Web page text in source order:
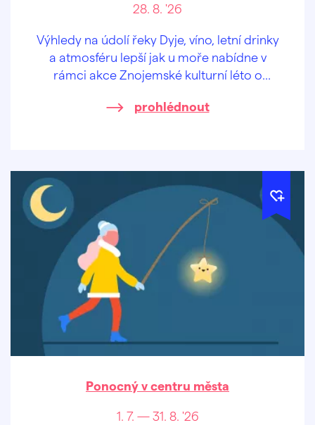
28. 8. '26
Výhledy na údolí řeky Dyje, víno, letní drinky
a atmosféru lepší jak u moře nabídne v
rámci akce Znojemské kulturní léto o
u rotundy sv. Kateřiny v historickém centru
prohlédnout
Ponocný v centru města
1. 7. — 31. 8. '26